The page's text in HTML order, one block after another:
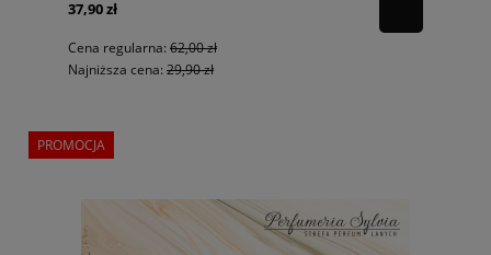
37,90 zł
Cena regularna: 62,00 zł
Najniższa cena: 29,90 zł
PROMOCJA